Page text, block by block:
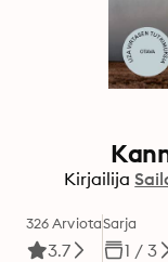
Kirjailija
326 Arviota
3.7
Sarja
1 / 3